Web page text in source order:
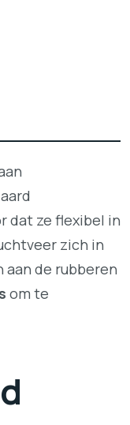
dat ze flexibel in
zich in
de rubberen
om te